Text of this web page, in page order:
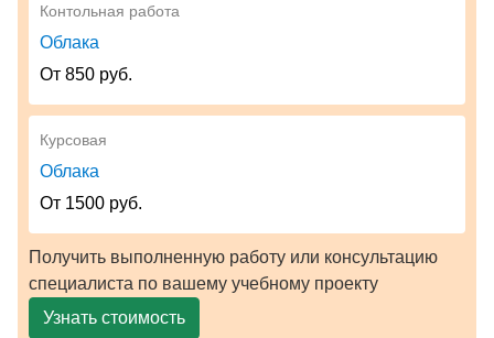
Контольная работа
Облака
От 850 руб.
Курсовая
Облака
От 1500 руб.
Получить выполненную работу или консультацию
специалиста по вашему учебному проекту
Узнать стоимость